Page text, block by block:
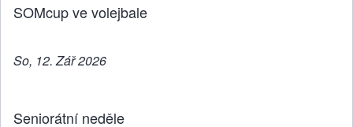
SOMcup ve volejbale
So, 12. Zář 2026
Seniorátní neděle